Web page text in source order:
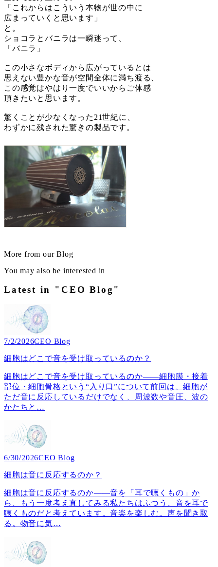
「これからはこういう本物が世の中に
広まっていくと思います」
と。
ショコラとバニラは一瞬迷って、
「バニラ」
この小さなボディから広がっているとは
思えない豊かな音が空間全体に満ち渡る、
この感覚はやはり一度でいいからご体感
頂きたいと思います。
驚くことが少なくなった21世紀に、
わずかに残された驚きの製品です。
More from our Blog
You may also be interested in
Latest in "CEO Blog"
7/2/2026CEO Blog
細胞はどこで音を受け取っているのか？
細胞はどこで音を受け取っているのか――細胞膜・接着
部位・細胞骨格という“入り口”について前回は、細胞が
ただ音に反応しているだけでなく、周波数や音圧、波の
かたちと …
6/30/2026CEO Blog
細胞は音に反応するのか？
細胞は音に反応するのか――音を「耳で聴くもの」か
ら、もう一度考え直してみる私たちはふつう、音を耳で
聴くものだと考えています。音楽を楽しむ。声を聞き取
る。物音に気…